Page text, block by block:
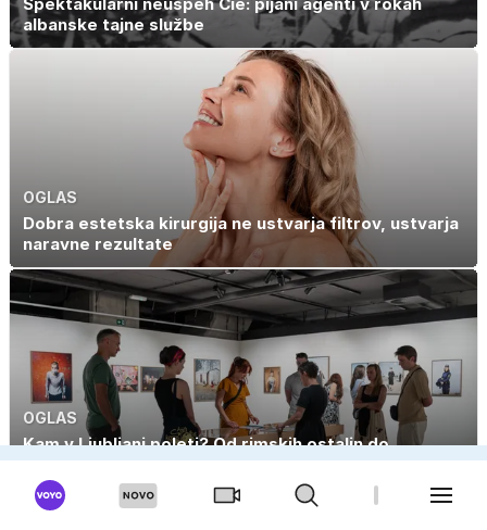
albanske tajne službe
OGLAS
Dobra estetska kirurgija ne ustvarja filtrov, ustvarja
naravne rezultate
OGLAS
Kam v Ljubljani poleti? Od rimskih ostalin do
sodobne umetnosti in večernih koncertov